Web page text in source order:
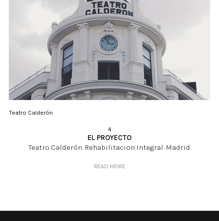
Teatro Calderón
4
EL PROYECTO
Teatro Calderón. Rehabilitacion Integral. Madrid.
READ MORE